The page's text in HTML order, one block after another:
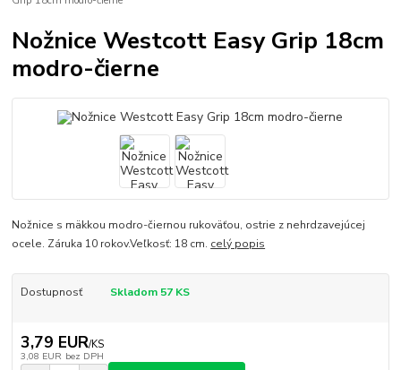
Nožnice Westcott Easy Grip 18cm
modro-čierne
Nožnice s mäkkou modro-čiernou rukoväťou, ostrie z nehrdzavejúcej
ocele. Záruka 10 rokov.Veľkosť: 18 cm. celý popis
Dostupnosť Skladom 57 KS
3,79 EUR/KS
3,08 EUR bez DPH